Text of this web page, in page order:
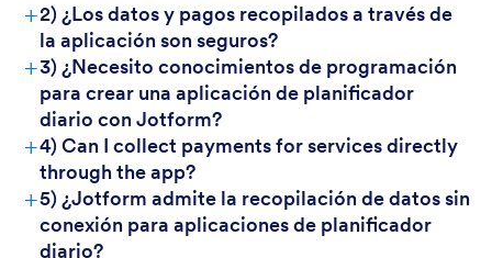
+2) ¿Los datos y pagos recopilados a través de
la aplicación son seguros?
+3) ¿Necesito conocimientos de programación
para crear una aplicación de planificador
diario con Jotform?
+4) Can I collect payments for services directly
through the app?
+5) ¿Jotform admite la recopilación de datos sin
conexión para aplicaciones de planificador
diario?